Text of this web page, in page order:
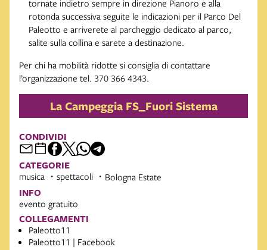
tornate indietro sempre in direzione Pianoro e alla
rotonda successiva seguite le indicazioni per il Parco Del
Paleotto e arriverete al parcheggio dedicato al parco,
salite sulla collina e sarete a destinazione.
Per chi ha mobilità ridotte si consiglia di contattare
l’organizzazione tel. 370 366 4343.
La Campeggia FS_Fuori Sistema
CONDIVIDI
CATEGORIE
musica spettacoli Bologna Estate
INFO
evento gratuito
COLLEGAMENTI
Paleotto11
Paleotto11 | Facebook